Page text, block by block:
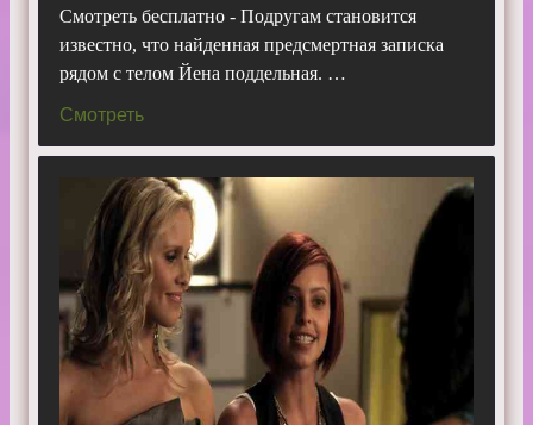
Смотреть бесплатно - Подругам становится
известно, что найденная предсмертная записка
рядом с телом Йена поддельная. …
Смотреть